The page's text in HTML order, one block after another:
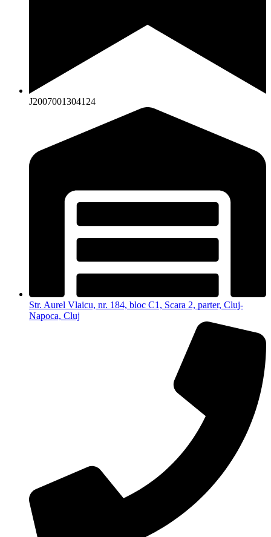
J2007001304124
Str. Aurel Vlaicu, nr. 184, bloc C1, Scara 2, parter, Cluj-
Napoca, Cluj